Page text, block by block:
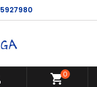
shopping_cart0